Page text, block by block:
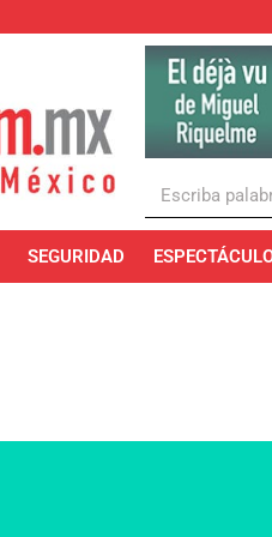
SEGURIDAD